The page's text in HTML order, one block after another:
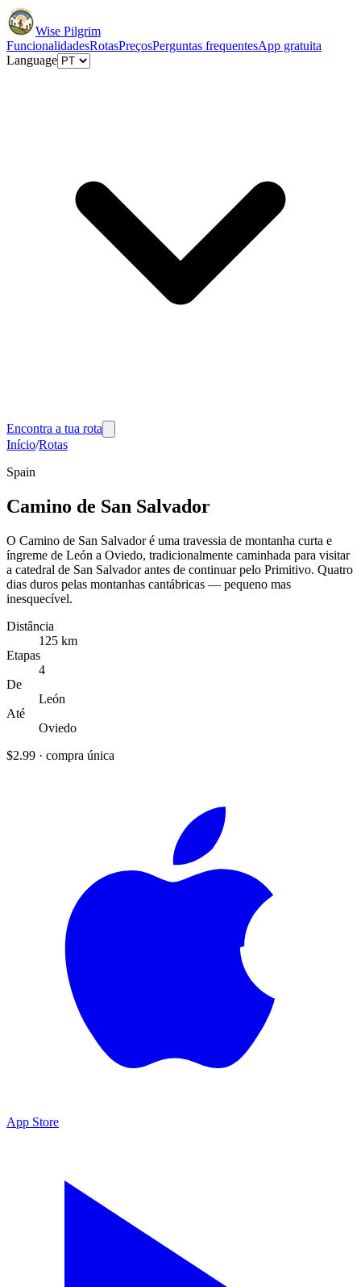
Wise Pilgrim
FuncionalidadesRotasPreçosPerguntas frequentesApp gratuita
Language
Encontra a tua rota
Início/Rotas
Spain
Camino de San Salvador
O Camino de San Salvador é uma travessia de montanha curta e
íngreme de León a Oviedo, tradicionalmente caminhada para visitar
a catedral de San Salvador antes de continuar pelo Primitivo. Quatro
dias duros pelas montanhas cantábricas — pequeno mas
inesquecível.
Distância
125 km
Etapas
4
De
León
Até
Oviedo
$2.99 · compra única
App Store